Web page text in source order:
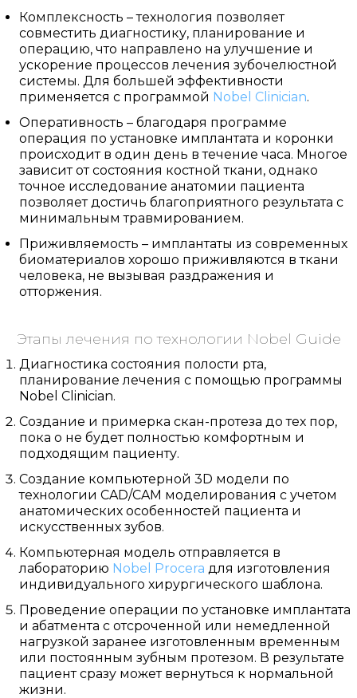
Комплексность – технология позволяет
совместить диагностику, планирование и
операцию, что направлено на улучшение и
ускорение процессов лечения зубочелюстной
системы. Для большей эффективности
применяется с программой Nobel Clinician.
Оперативность – благодаря программе
операция по установке имплантата и коронки
происходит в один день в течение часа. Многое
зависит от состояния костной ткани, однако
точное исследование анатомии пациента
позволяет достичь благоприятного результата с
минимальным травмированием.
Приживляемость – имплантаты из современных
биоматериалов хорошо приживляются в ткани
человека, не вызывая раздражения и
отторжения.
Этапы лечения по технологии Nobel Guide
Диагностика состояния полости рта,
планирование лечения с помощью программы
Nobel Clinician.
Создание и примерка скан-протеза до тех пор,
пока о не будет полностью комфортным и
подходящим пациенту.
Создание компьютерной 3D модели по
технологии CAD/CAM моделирования с учетом
анатомических особенностей пациента и
искусственных зубов.
Компьютерная модель отправляется в
лабораторию Nobel Procera для изготовления
индивидуального хирургического шаблона.
Проведение операции по установке имплантата
и абатмента с отсроченной или немедленной
нагрузкой заранее изготовленным временным
или постоянным зубным протезом. В результате
пациент сразу может вернуться к нормальной
жизни.